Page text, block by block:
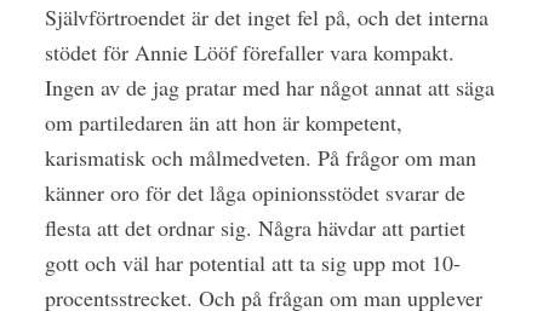
Självförtroendet är det inget fel på, och det interna
stödet för Annie Lööf förefaller vara kompakt.
Ingen av de jag pratar med har något annat att säga
om partiledaren än att hon är kompetent,
karismatisk och målmedveten. På frågor om man
känner oro för det låga opinionsstödet svarar de
flesta att det ordnar sig. Några hävdar att partiet
gott och väl har potential att ta sig upp mot 10-
procentsstrecket. Och på frågan om man upplever